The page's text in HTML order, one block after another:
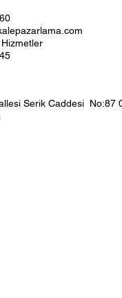
Hizmetler
Serik Caddesi No:87